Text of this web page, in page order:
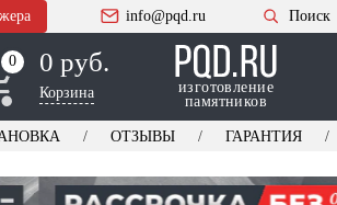
info@pqd.ru Поиск
0
0 0 руб.
Корзина
изготовление
памятников
ОТЗЫВЫ ГАРАНТИЯ